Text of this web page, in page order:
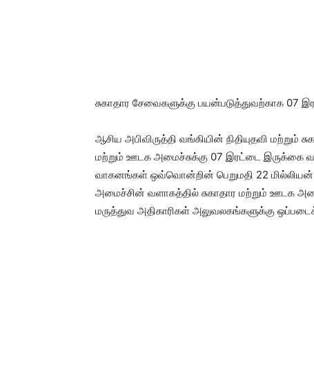
சுகாதார சேவைகளுக்கு பயன்படுத்துவற்காக
ஆசிய அபிவிருத்தி வங்கியின் நிதியுதவி மற்றும்
மற்றும் ஊடக அமைச்சுக்கு 07 இரட்டை இருக்கை
வாகனங்கள் ஒவ்வொன்றின் பெறுமதி 22 மில்லியன்
அமைச்சின் வளாகத்தில் சுகாதார மற்றும் ஊடக
மருத்துவ அதிகாரிகள் அலுவலகங்களுக்கு